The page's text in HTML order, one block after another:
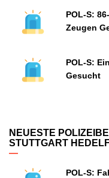
POL-S:
Zeugen
POL-S:
Gesucht
NEUESTE
STUTTGART
POL-S: